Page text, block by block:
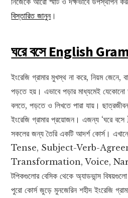
বিস্তারিত জানুন।
ঘরে বসে English
ইংরেজি গ্রামার মুখস্থ না করে, নিয়ম জেনে,
পড়তে হয়। এভাবে পড়ার মাধ্যমেই যেকোনো
বলতে, পড়তে ও লিখতে পারা যায়।
ইংরেজি গ্রামার প্রয়োজন। এজন্য
সকলের জন্য তৈরি একটি আদর্শ কোর্স।
Tense, Subject-Verb-
Transformation, Voice,
টপিকগুলোর বেসিক থেকে অ্যাডভান্স
পুরো কোর্স জুড়ে মুনজেরিন শহীদ ইংরেজি